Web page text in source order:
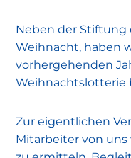
Neben der Stiftung
Weihnacht, haben
vorhergehenden
Weihnachtslotterie
Zur eigentlichen
Mitarbeiter von uns